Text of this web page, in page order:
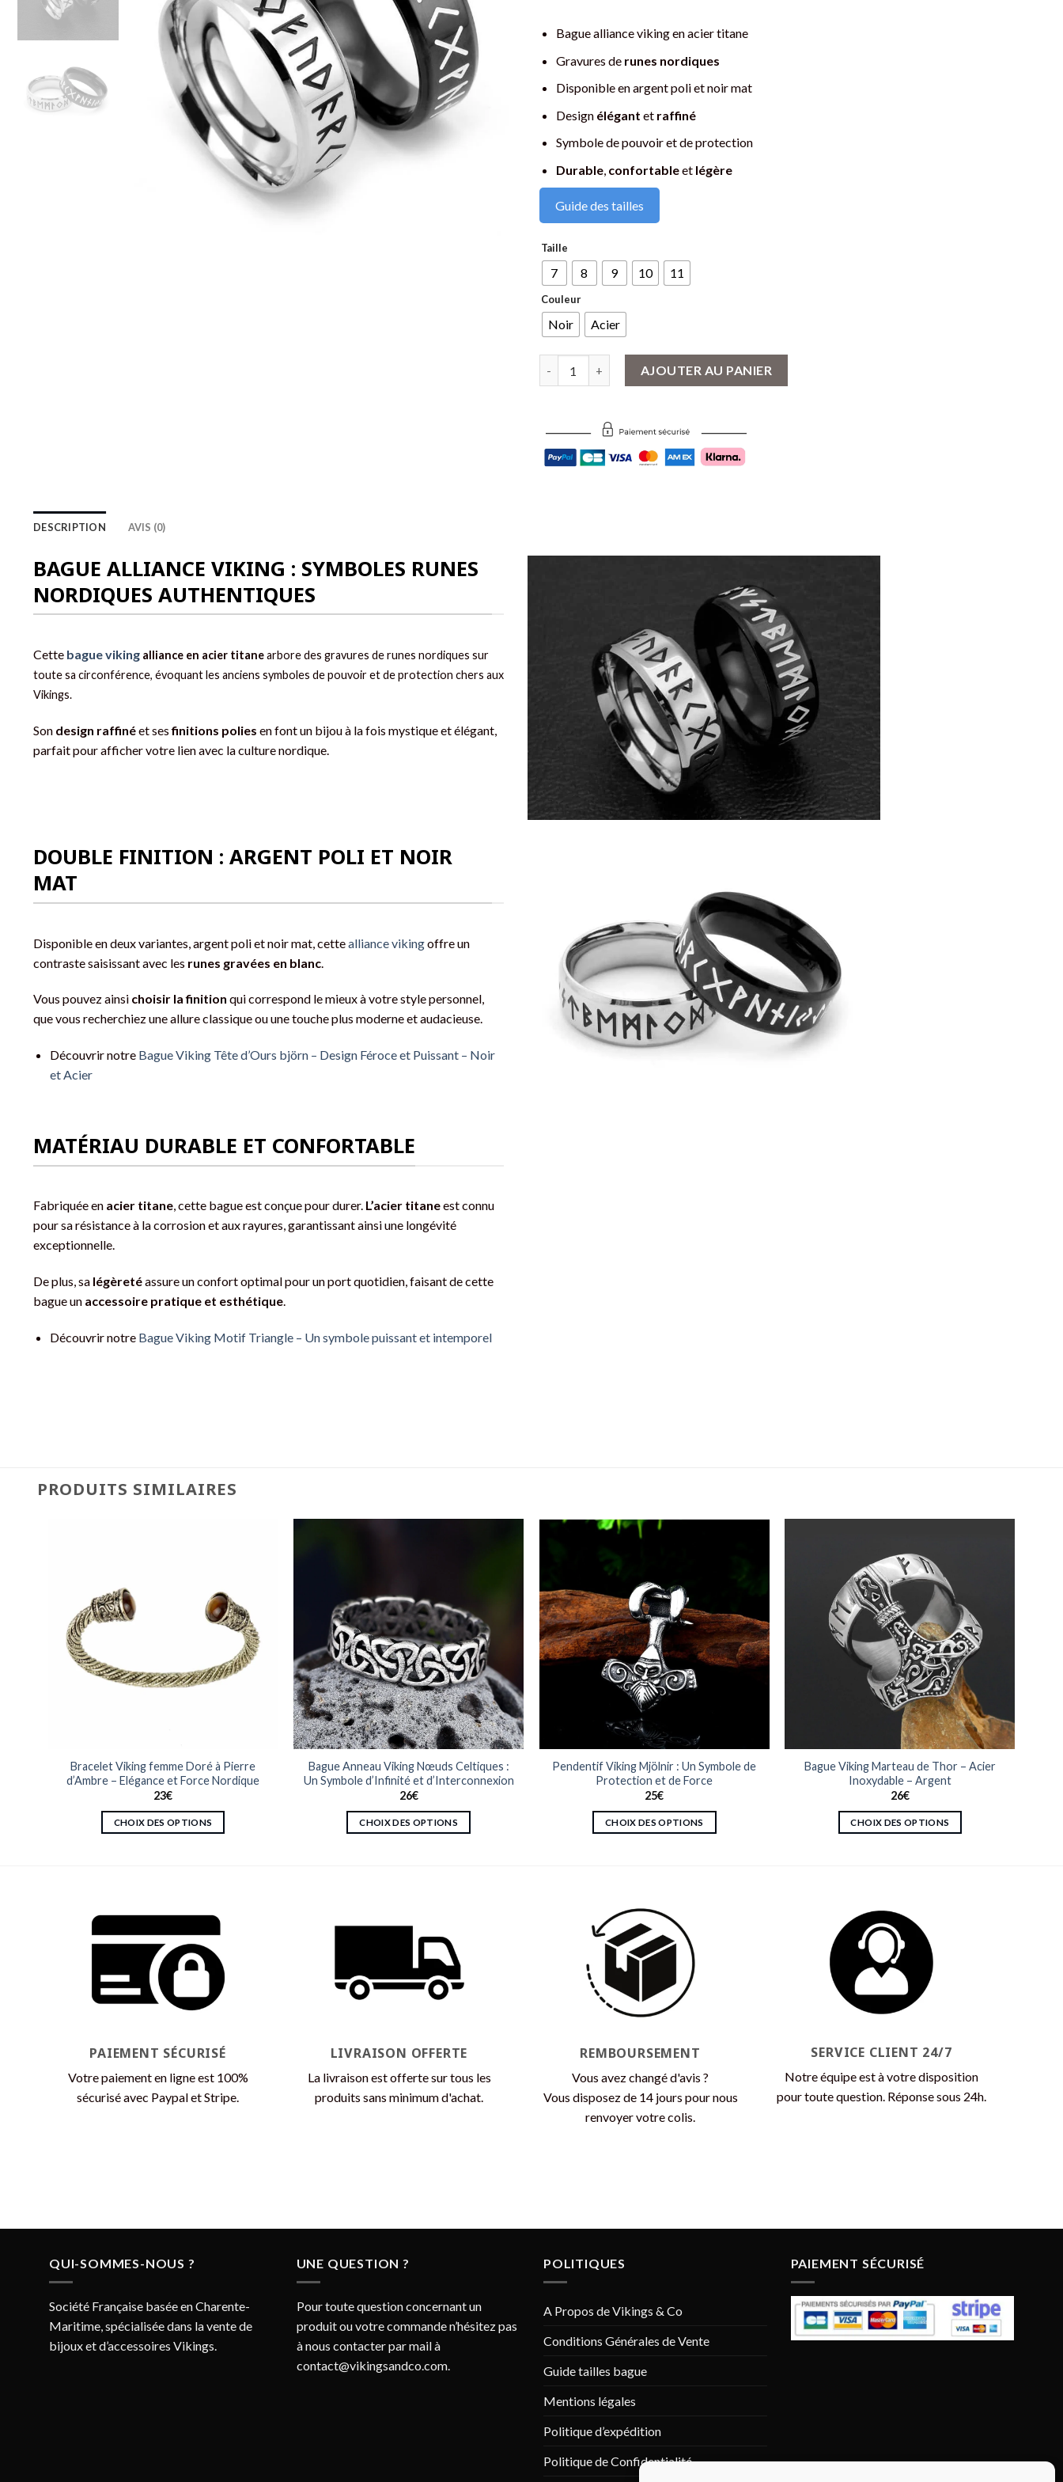
Bague alliance viking en acier titane
Gravures de runes nordiques
Disponible en argent poli et noir mat
Design élégant et raffiné
Symbole de pouvoir et de protection
Durable, confortableet légère
Guide des tailles
Taille
7 8 9 10 11
Couleur
Noir Acier
AJOUTER AU PANIER
DESCRIPTION AVIS (0)
BAGUE ALLIANCE VIKING : SYMBOLES RUNES
NORDIQUES AUTHENTIQUES
Cette bague viking alliance en acier titanearbore des gravures de runes nordiques sur
toute sa circonférence, évoquant les anciens symboles de pouvoir et de protection chers aux
Vikings.
Son design raffinéet sesfinitions polies en font un bijou à la fois mystique et élégant,
parfait pour afficher votre lien avec la culture nordique.
DOUBLE FINITION : ARGENT POLI ET NOIR
MAT
Disponible en deux variantes, argent poli et noir mat, cettealliance vikingoffre un
contraste saisissant avec les runes gravées en blanc
Vous pouvez ainsi choisir la finition qui correspond le mieux à votre style personnel,
que vous recherchiez une allure classique ou une touche plus moderne et audacieuse.
Découvrir notre Bague Viking Tête d’Ours björn – Design Féroce et Puissant – Noir
et Acier
MATÉRIAU DURABLE ET CONFORTABLE
Fabriquée en acier titane, cette bague est conçue pour durer. L’acier titaneest connu
pour sa résistance à la corrosion et aux rayures, garantissant ainsi une longévité
exceptionnelle.
De plus, sa légèretéassure un confort optimal pour un port quotidien, faisant de cette
bague un accessoire pratique et esthétique.
Découvrir notre Bague Viking Motif Triangle – Un symbole puissant et intemporel
PRODUITS SIMILAIRES
Bracelet Viking femme Doré à Pierre
d’Ambre – Elégance et Force Nordique
23€
CHOIX DES OPTIONS
variations.
Les
options
peuvent
choisies
page
du
produit
Bague Anneau Viking Nœuds Celtiques :
Un Symbole d’Infinité et d’Interconnexion
26€
CHOIX DES OPTIONS
options
peuvent
être
page
du
produit
Pendentif Viking Mjölnir : Un Symbole de
Protection et de Force
25€
CHOIX DES OPTIONS
variations.
Les
options
peuvent
être
choisies
page
du
produit
Bague Viking Marteau de Thor – Acier
Inoxydable – Argent
26€
CHOIX DES OPTIONS
variations.
Les
options
peuvent
être
choisies
page
du
produit
PAIEMENT SÉCURISÉ
Votre paiement en ligne est 100%
sécurisé avec Paypal et Stripe.
LIVRAISON OFFERTE
La livraison est offerte sur tous les
produits sans minimum d'achat.
REMBOURSEMENT
Vous avez changé d'avis ?
Vous disposez de 14 jours pour nous
renvoyer votre colis.
SERVICE CLIENT 24/7
Notre équipe est à votre disposition
pour toute question. Réponse sous 24h.
QUI-SOMMES-NOUS ?
Société Française basée en Charente-
Maritime, spécialisée dans la vente de
bijoux et d’accessoires Vikings.
UNE QUESTION ?
Pour toute question concernant un
produit ou votre commande n’hésitez pas
à nous contacter par mail à
contact@vikingsandco.com.
POLITIQUES
A Propos de Vikings & Co
Conditions Générales de Vente
Guide tailles bague
Mentions légales
Politique d’expédition
Politique de Confidentialité
PAIEMENT SÉCURISÉ